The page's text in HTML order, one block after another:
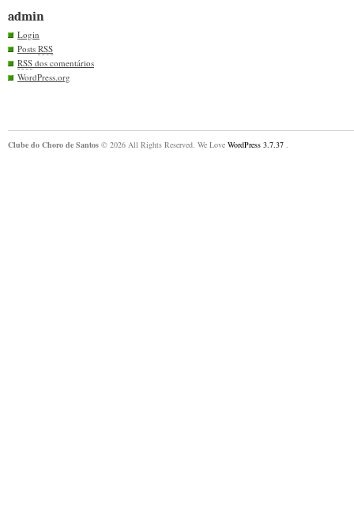
admin
Login
Posts RSS
RSS dos comentários
WordPress.org
Clube do Choro de Santos © 2026 All Rights Reserved. We Love WordPress 3.7.37 .